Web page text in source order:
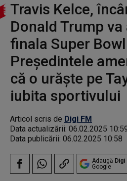
Travis Kelce,
Donald Trump
finala Super
Președintele
că o urăște pe
iubita sportivului
Articol scris de Digi FM
Data actualizării: 06.02.2025
Data publicării: 06.02.2025 10:58
Adaugă Digi
Google